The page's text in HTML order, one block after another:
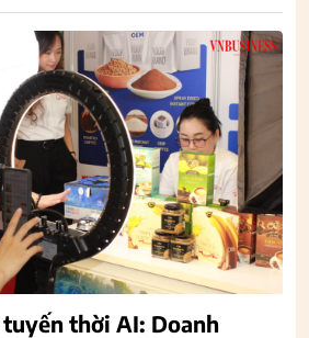
thời AI: Doanh